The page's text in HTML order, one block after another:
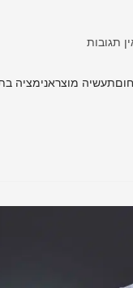
תגובות
מוצראנימציה